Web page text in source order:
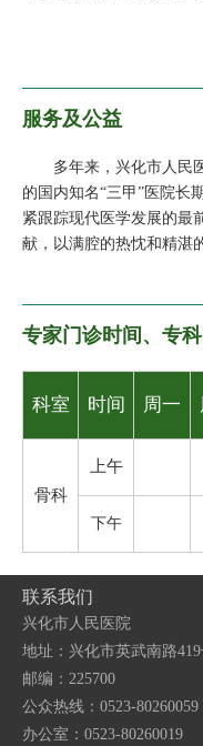
服务及公益
多年来，兴化市人民
的国内知名“三甲”医院长
紧跟踪现代医学发展的最
献，以满腔的热忱和精湛
专家门诊时间、专
科室 时间 周一
骨科
上午
下午
联系我们
兴化市人民医院
地址：兴化市英武南路
邮编：225700
公众热线：0523-80260059
办公室：0523-80260019